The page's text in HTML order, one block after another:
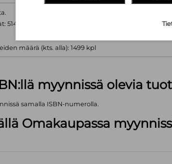
5143 kpl
määrä (kts. alla): 1499 kpl
myynnissä olevia
samalla ISBN-numerolla.
Omakaupassa